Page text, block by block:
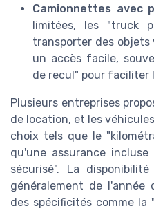
Camionnettes avec
limitées, les "truck
transporter des
un accès facile,
de recul" pour faciliter
Plusieurs entreprises
de location, et les
choix tels que le
qu'une assurance
sécurisé". La
généralement de
des spécificités comme